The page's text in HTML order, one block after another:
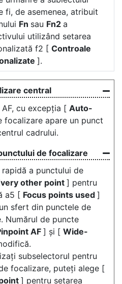
fi, de asemenea, atribuit
Fn sau Fn2 a
utilizând setarea
f2 [ Controale
].
central
cu excepția [ Auto-
focalizare apare un punct
cadrului.
de focalizare
a punctului de
other point] pentru
a5 [ Focus points used ]
sfert din punctele de
Numărul de puncte
AF] și [ Wide-
subselectorul pentru
focalizare, puteți alege [
] pentru setarea